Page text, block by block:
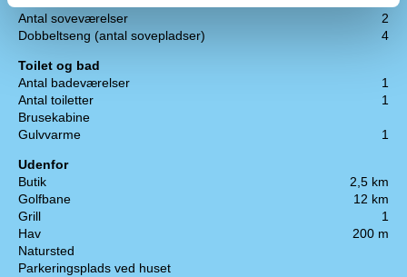
Antal soveværelser
2
Dobbeltseng (antal sovepladser)
4
Toilet og bad
Antal badeværelser
1
Antal toiletter
1
Brusekabine
Gulvvarme
1
Udenfor
Butik
2,5 km
Golfbane
12 km
Grill
1
Hav
200 m
Natursted
Parkeringsplads ved huset